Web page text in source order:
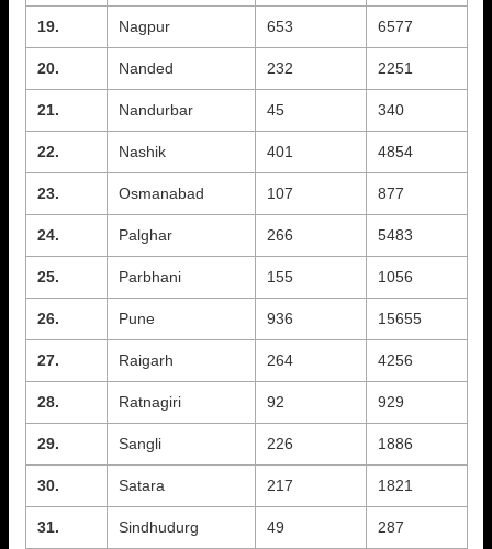
19. Nagpur 653 6577
20. Nanded 232 2251
21. Nandurbar 45 340
22. Nashik 401 4854
23. Osmanabad 107 877
24. Palghar 266 5483
25. Parbhani 155 1056
26. Pune 936 15655
27. Raigarh 264 4256
28. Ratnagiri 92 929
29. Sangli 226 1886
30. Satara 217 1821
31. Sindhudurg 49 287